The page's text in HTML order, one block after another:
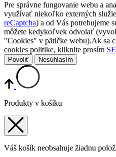
Pre správne fungovanie webu a
využívať niekoľko externých
reCaptcha) a od Vás potrebujeme
môžete kedykoľvek odvolať
"Cookies" v pätičke webu).Ak sa
cookies politike, kliknite prosím
Povoliť Nesúhlasím
Produkty v košíku
Váš košík neobsahuje žiadnu